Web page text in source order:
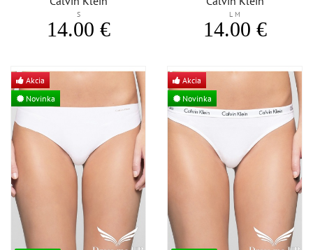
S
14.00 €
L M
14.00 €
Akcia
Novinka
Akcia
Novinka